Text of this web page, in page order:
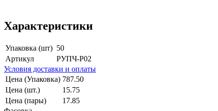
Характеристики
Упаковка (шт) 50
Артикул
РУПЧ-Р02
Условия доставки и оплаты
Цена (Упаковка) 787.50
Цена (шт.)
15.75
Цена (пары)
17.85